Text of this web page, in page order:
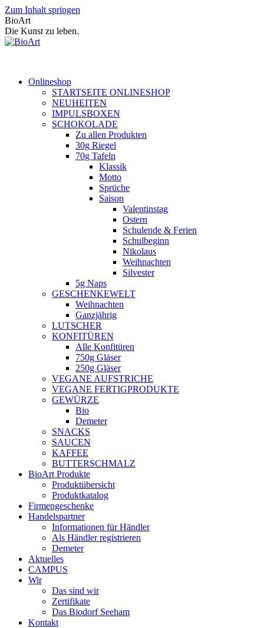
Zum Inhalt springen
BioArt
Die Kunst zu leben.
Onlineshop
STARTSEITE ONLINESHOP
NEUHEITEN
IMPULSBOXEN
SCHOKOLADE
Zu allen Produkten
30g Riegel
70g Tafeln
Klassik
Motto
Sprüche
Saison
Valentinstag
Ostern
Schulende & Ferien
Schulbeginn
Nikolaus
Weihnachten
Silvester
5g Naps
GESCHENKEWELT
Weihnachten
Ganzjährig
LUTSCHER
KONFITÜREN
Alle Konfitüren
750g Gläser
250g Gläser
VEGANE AUFSTRICHE
VEGANE FERTIGPRODUKTE
GEWÜRZE
Bio
Demeter
SNACKS
SAUCEN
KAFFEE
BUTTERSCHMALZ
BioArt Produkte
Produktübersicht
Produktkatalog
Firmengeschenke
Handelspartner
Informationen für Händler
Als Händler registrieren
Demeter
Aktuelles
CAMPUS
Wir
Das sind wir
Zertifikate
Das Biodorf Seeham
Kontakt